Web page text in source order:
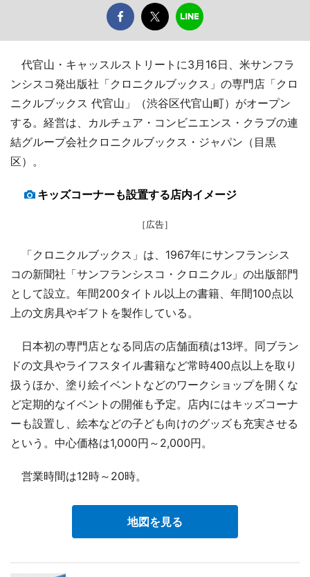
代官山・キャッスルストリートに3月16日、米サンフラ
ンシスコ発出版社「クロニクルブックス」の専門店「クロ
ニクルブックス 代官山」（渋谷区代官山町）がオープン
する。経営は、カルチュア・コンビニエンス・クラブの連
結グループ会社クロニクルブックス・ジャパン（目黒
区）。
キッズコーナーも設置する店内イメージ
［広告］
「クロニクルブックス」は、1967年にサンフランシス
コの新聞社「サンフランシスコ・クロニクル」の出版部門
として設立。年間200タイトル以上の書籍、年間100点以
上の文房具やギフトを製作している。
日本初の専門店となる同店の店舗面積は13坪。同ブラン
ドの文具やライフスタイル書籍など常時400点以上を取り
扱うほか、塗り絵イベントなどのワークショップを開くな
ど定期的なイベントの開催も予定。店内にはキッズコーナ
ーも設置し、絵本などの子ども向けのグッズも充実させる
という。中心価格は1,000円～2,000円。
営業時間は12時～20時。
地図を見る